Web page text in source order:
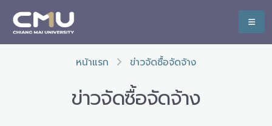
หน้าแรก ข่าวจัดซื้อจัดจ้าง
ข่าวจัดซื้อจัดจ้าง